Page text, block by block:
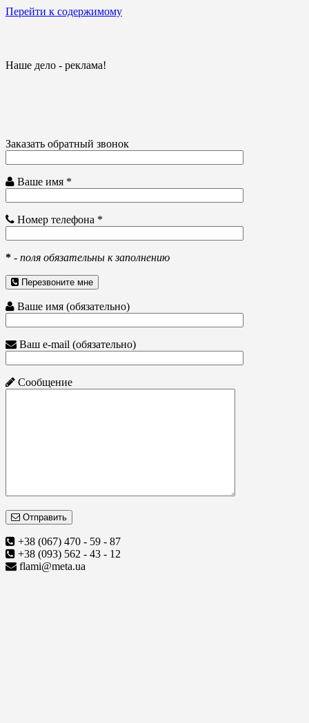
Перейти к содержимому
Наше дело - реклама!
Заказать обратный звонок
Ваше имя *
Номер телефона *
* - поля обязательны к заполнению
Перезвоните мне
Ваше имя (обязательно)
Ваш e-mail (обязательно)
Сообщение
Отправить
+38 (067) 470 - 59 - 87
+38 (093) 562 - 43 - 12
flami@meta.ua